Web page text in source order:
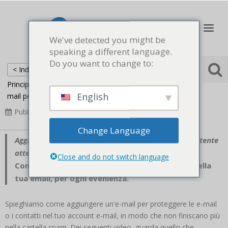
< Indietro
Principale
Domande frequenti
Come aggiungere e-
mail per proteggere e-mail o contatti
Pubblicato
2023-04-22 Aggiornato 2023-08-05
Aggiungi il nostro dominio “
" come mittente
attendibile seguendo le istruzioni fornite Prossimo.
Controlla anche la cartella spam o promozioni nella
tua email, per ogni evenienza.
Spieghiamo come aggiungere un'e-mail per proteggere le e-mail
o i contatti nel tuo account e-mail, in modo che non finiscano più
We've detected you might be
speaking a different language.
Do you want to change to:
English
Change Language
Close and do not switch language